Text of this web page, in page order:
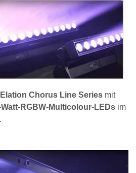
Chorus Line Series mit
Watt-RGBW-Multicolour-LEDs im